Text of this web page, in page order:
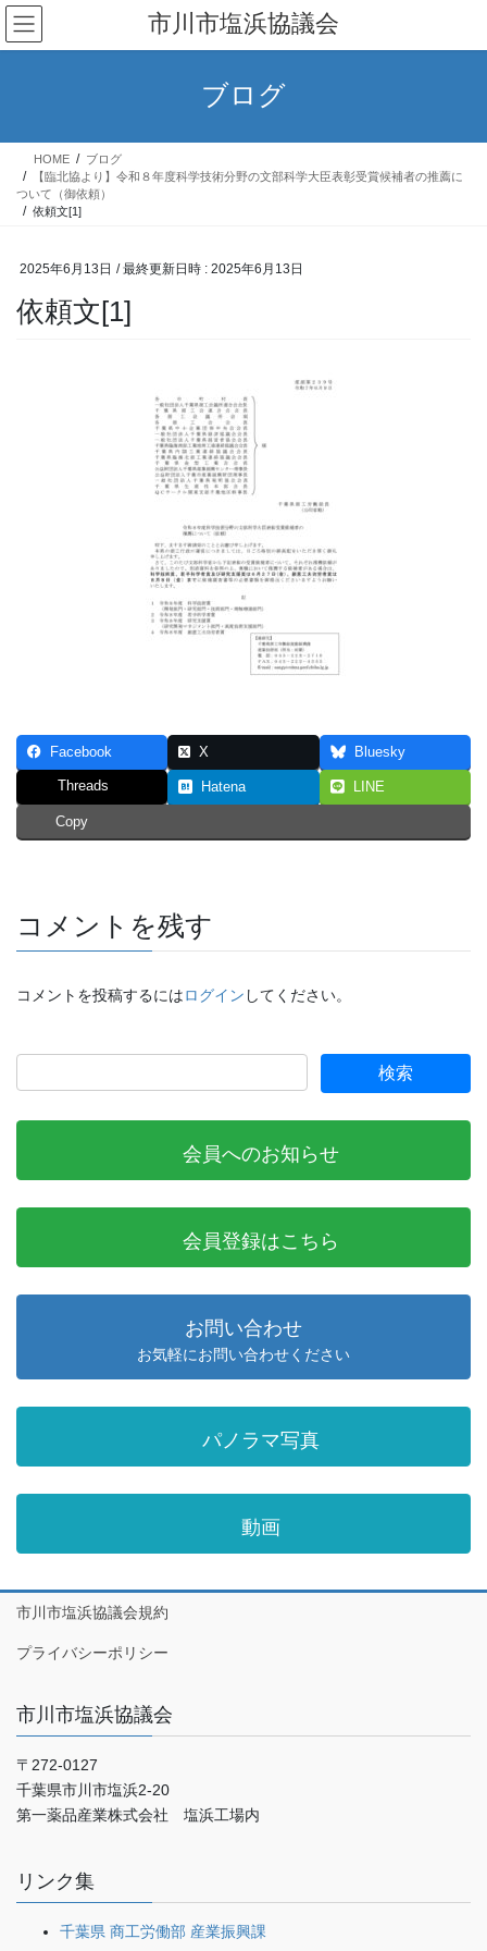
コ
ン
テ
ス
ナ
ビ
ゲ
ン
市川市塩浜協議会
ブログ
HOME
ブログ
【臨北協より】令和８年度科学技術分野の文部科学大臣表彰受賞候補者の推薦に
ついて（御依頼）
依頼文[1]
2025年6月13日 / 最終更新日時 : 2025年6月13日
依頼文[1]
Facebook X Bluesky
Threads Hatena LINE
Copy
コメントを残す
コメントを投稿するにはログイン してください。
会員へのお知らせ
会員登録はこちら
お問い合わせ
お気軽にお問い合わせください
パノラマ写真
動画
市川市塩浜協議会規約
プライバシーポリシー
市川市塩浜協議会
〒272-0127
千葉県市川市塩浜2-20
第一薬品産業株式会社 塩浜工場内
リンク集
千葉県 商工労働部 産業振興課